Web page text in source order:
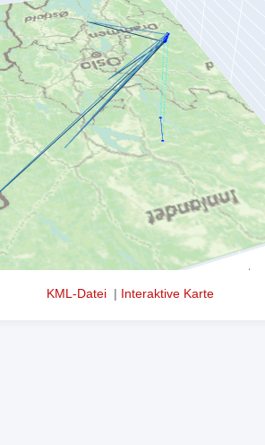
KML-Datei| Interaktive Karte